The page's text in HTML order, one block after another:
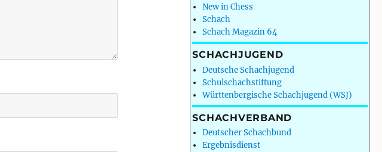
New in Chess
Schach
Schach Magazin 64
SCHACHJUGEND
Deutsche Schachjugend
Schulschachstiftung
Württenbergische Schachjugend (WSJ)
SCHACHVERBAND
Deutscher Schachbund
Ergebnisdienst